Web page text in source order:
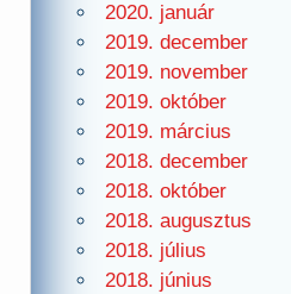
2020. január
2019. december
2019. november
2019. október
2019. március
2018. december
2018. október
2018. augusztus
2018. július
2018. június